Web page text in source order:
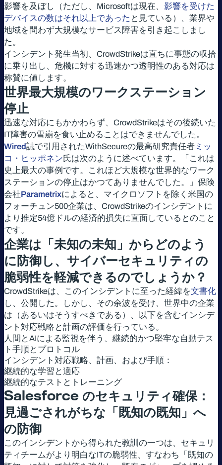
影響を及ぼし（ただし、Microsoftは現在、 影響を受けた
デバイスの数はそれ以上であった と見ている）、業界や
地域を問わず大規模なサービス障害を引き起こしまし
た。
インシデント発生当初、CrowdStrikeは直ちに事態の収拾
に乗り出し、危機に対する迅速かつ透明性のある対応は
称賛に値します。
世界最大規模のワークステーション
停止
迅速な対応にもかかわらず、CrowdStrikeはその後続いた
IT障害の雪崩を食い止めることはできませんでした。
Wired誌で引用されたWithSecureの最高研究責任者 ミッ
コ・ヒッポネン氏は次のように述べています。「これは
史上最大の事例です。これほど大規模な世界的なワーク
ステーションの停止はかつてありませんでした。」保険
会社Parametrixによると、マイクロソフトを除く米国の
フォーチュン500企業は、CrowdStrikeのインシデントに
より推定54億ドルの経済的損失に直面しているとのこと
です。
企業は「未知の未知」からどのよう
に防御し、サイバーセキュリティの
脆弱性を軽減できるのでしょうか？
CrowdStrikeは、このインシデントに至った経緯を文書化
し、公開した。しかし、その余波を受け、世界中の企業
は（あるいはそうすべきである）、以下を含むインシデ
ント対応戦略と計画の評価を行っている。
人間とAIによる監視を伴う、継続的かつ堅牢な自動テス
ト手順とプロトコル
インシデント対応戦略、計画、および手順：
継続的な学習と適応
継続的なテストとトレーニング
Salesforce のセキュリティ確保：
見過ごされがちな「既知の既知」へ
の防御
このインシデントから得られた教訓の一つは、セキュリ
ティチームがより明白なITの脆弱性、すなわち「既知の